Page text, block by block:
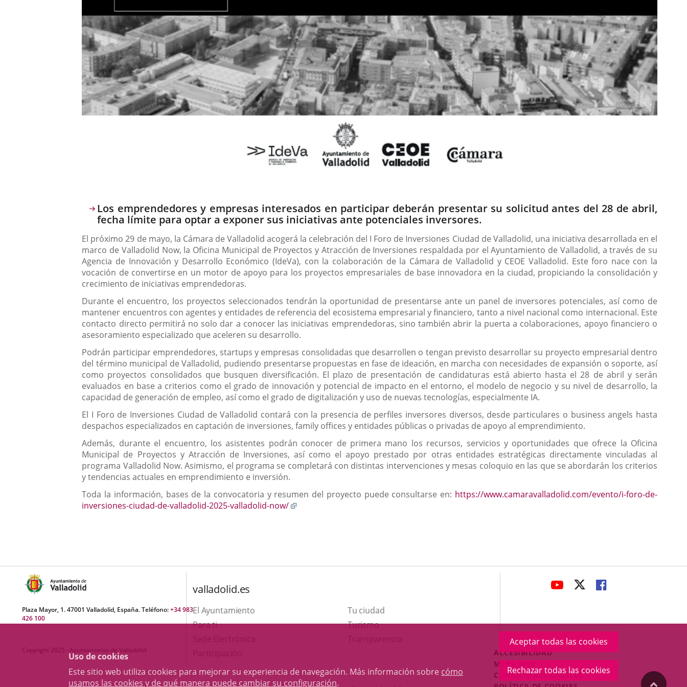
Uso de cookies
Este sitio web utiliza cookies para mejorar su experiencia de navegación. Más información sobre cómo
usamos las cookies y de qué manera puede cambiar su configuración.
Aceptar todas las cookies
Rechazar todas las cookies
Descripción
Los emprendedores y empresas interesados en participar deberán presentar su solicitud antes del 28 de abril,
fecha límite para optar a exponer sus iniciativas ante potenciales inversores.
El próximo 29 de mayo, la Cámara de Valladolid acogerá la celebración del I Foro de Inversiones Ciudad de Valladolid, una iniciativa desarrollada en el
marco de Valladolid Now, la Oficina Municipal de Proyectos y Atracción de Inversiones respaldada por el Ayuntamiento de Valladolid, a través de su
Agencia de Innovación y Desarrollo Económico (IdeVa), con la colaboración de la Cámara de Valladolid y CEOE Valladolid. Este foro nace con la
vocación de convertirse en un motor de apoyo para los proyectos empresariales de base innovadora en la ciudad, propiciando la consolidación y
crecimiento de iniciativas emprendedoras.
Durante el encuentro, los proyectos seleccionados tendrán la oportunidad de presentarse ante un panel de inversores potenciales, así como de
mantener encuentros con agentes y entidades de referencia del ecosistema empresarial y financiero, tanto a nivel nacional como internacional. Este
contacto directo permitirá no solo dar a conocer las iniciativas emprendedoras, sino también abrir la puerta a colaboraciones, apoyo financiero o
asesoramiento especializado que aceleren su desarrollo.
Podrán participar emprendedores, startups y empresas consolidadas que desarrollen o tengan previsto desarrollar su proyecto empresarial dentro
del término municipal de Valladolid, pudiendo presentarse propuestas en fase de ideación, en marcha con necesidades de expansión o soporte, así
como proyectos consolidados que busquen diversificación. El plazo de presentación de candidaturas está abierto hasta el 28 de abril y serán
evaluados en base a criterios como el grado de innovación y potencial de impacto en el entorno, el modelo de negocio y su nivel de desarrollo, la
capacidad de generación de empleo, así como el grado de digitalización y uso de nuevas tecnologías, especialmente IA.
El I Foro de Inversiones Ciudad de Valladolid contará con la presencia de perfiles inversores diversos, desde particulares o business angels hasta
despachos especializados en captación de inversiones, family offices y entidades públicas o privadas de apoyo al emprendimiento.
Además, durante el encuentro, los asistentes podrán conocer de primera mano los recursos, servicios y oportunidades que ofrece la Oficina
Municipal de Proyectos y Atracción de Inversiones, así como el apoyo prestado por otras entidades estratégicas directamente vinculadas al
programa Valladolid Now. Asimismo, el programa se completará con distintas intervenciones y mesas coloquio en las que se abordarán los criterios
y tendencias actuales en emprendimiento e inversión.
Toda la información, bases de la convocatoria y resumen del proyecto puede consultarse en: https://www.camaravalladolid.com/evento/i-foro-de-
inversiones-ciudad-de-valladolid-2025-valladolid-now/
Plaza Mayor, 1. 47001 Valladolid, España. Teléfono:+34 983
426 100
Copyright 2025 - Ayuntamiento de Valladolid
valladolid.es
El Ayuntamiento
Tu ciudad
Para ti
TurismoEste
una
aplicación
ENLACE
APLICACIÓN
EXTERNA.
ENLACE
APLICACIÓN
EXTERNA.
ENLACE
APLICACIÓN
EXTERNA.
Menú
Legal
Footer
ACCESIBILIDAD
MAPA WEB
CONDICIONES LEGALES
"Volver